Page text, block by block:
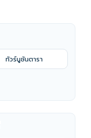
ทัวร์นูซันตารา